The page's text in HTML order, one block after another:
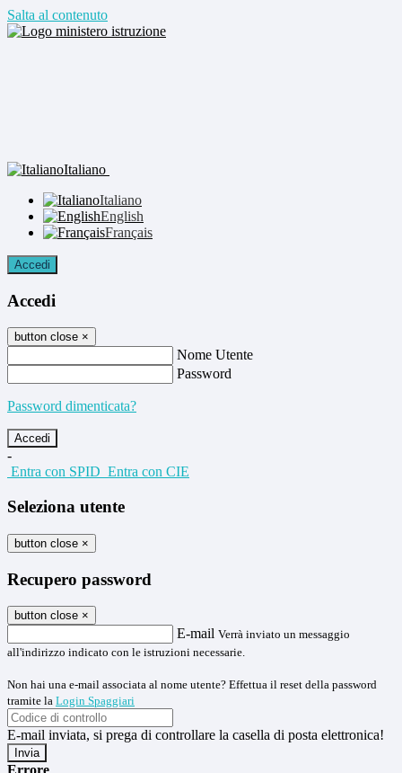
Salta al contenuto
Italiano
Italiano
English
Français
Accedi
Accedi
button close ×
Nome Utente
Password
Password dimenticata?
-
Entra con SPID Entra con CIE
Seleziona utente
button close ×
Recupero password
button close ×
E-mail Verrà inviato un messaggio
all'indirizzo indicato con le istruzioni necessarie.
Non hai una e-mail associata al nome utente? Effettua il reset della password
tramite la Login Spaggiari
E-mail inviata, si prega di controllare la casella di posta elettronica!